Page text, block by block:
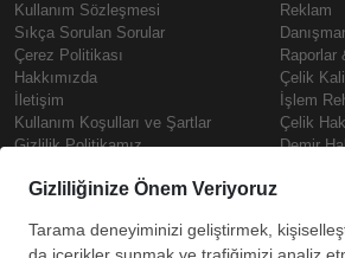
Kullanım Sözleşmesi
Sıkça Sorulan Sorular
Çerez Politikası
Hakkımızda
İletişim
Kullanım Koşulları ve Şartlar
Gizlilik Politikamız
Prime
Reklam
Raporlar
Çelik
İşlem
Çelik
Demir
Çelik Fiyatları Copyright